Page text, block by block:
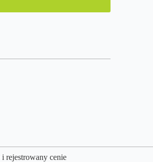
rejestrowany cenie